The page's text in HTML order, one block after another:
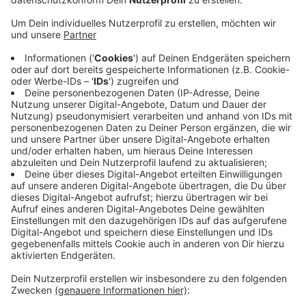
Er habe die Plantage nahe der Sieg in Buisdorf
angelegt und sie dann überwiegend sich selbst
überlassen, heißt es vom Gericht. Dennoch sind die
Pflanzen offenbar gut gewachsen: Der Mann konnte 4
Kilogramm Marihuana ernten und wollte die Drogen
dann verkaufen. Wegen des Handels mit
Betäubungsmitteln in nicht geringer Menge steht er
jetzt vor Gericht. Im Falle einer Verurteilung muss er
mit mindestens einem Jahr Gefängnis rechnen.WD
Anzeige